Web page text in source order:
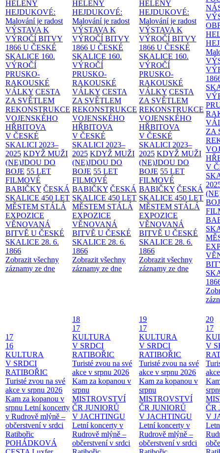
HELENY
HEJDUKOVÉ:
Malování je radost
VÝSTAVA K
VÝROČÍ BITVY
1866 U ČESKÉ
SKALICE 160.
VÝROČÍ
PRUSKO-
RAKOUSKÉ
VÁLKY CESTA
ZA SVĚTLEM
REKONSTRUKCE
VOJENSKÉHO
HŘBITOVA
V ČESKÉ
SKALICI 2023–
2025 KDYŽ MUŽI
(NE)JDOU DO
BOJE 55 LET
FILMOVÉ
BABIČKY ČESKÁ
SKALICE 450 LET
MĚSTEM STÁLÁ
EXPOZICE
VĚNOVANÁ
BITVĚ U ČESKÉ
SKALICE 28. 6.
1866
Zobrazit všechny
záznamy ze dne
HELENY
HEJDUKOVÉ:
Malování je radost
VÝSTAVA K
VÝROČÍ BITVY
1866 U ČESKÉ
SKALICE 160.
VÝROČÍ
PRUSKO-
RAKOUSKÉ
VÁLKY CESTA
ZA SVĚTLEM
REKONSTRUKCE
VOJENSKÉHO
HŘBITOVA
V ČESKÉ
SKALICI 2023–
2025 KDYŽ MUŽI
(NE)JDOU DO
BOJE 55 LET
FILMOVÉ
BABIČKY ČESKÁ
SKALICE 450 LET
MĚSTEM STÁLÁ
EXPOZICE
VĚNOVANÁ
BITVĚ U ČESKÉ
SKALICE 28. 6.
1866
Zobrazit všechny
záznamy ze dne
HELENY
HEJDUKOVÉ:
Malování je radost
VÝSTAVA K
VÝROČÍ BITVY
1866 U ČESKÉ
SKALICE 160.
VÝROČÍ
PRUSKO-
RAKOUSKÉ
VÁLKY CESTA
ZA SVĚTLEM
REKONSTRUKCE
VOJENSKÉHO
HŘBITOVA
V ČESKÉ
SKALICI 2023–
2025 KDYŽ MUŽI
(NE)JDOU DO
BOJE 55 LET
FILMOVÉ
BABIČKY ČESKÁ
SKALICE 450 LET
MĚSTEM STÁLÁ
EXPOZICE
VĚNOVANÁ
BITVĚ U ČESKÉ
SKALICE 28. 6.
1866
Zobrazit všechny
záznamy ze dne
ZA
V
17
16
KULTURA
V SRDCI
RATIBOŘIC
Turisté zvou na své
akce v srpnu 2026
Kam za kopanou v
srpnu Letní koncerty
v Rudrově mlýně –
občerstvení v srdci
Ratibořic
POHÁDKOVÁ
18
17
KULTURA
V SRDCI
RATIBOŘIC
Turisté zvou na své
akce v srpnu 2026
Kam za kopanou v
srpnu
MISTROVSTVÍ
ČR JUNIORŮ
V JACHTINGU
Letní koncerty v
Rudrově mlýně –
občerstvení v srdci
19
17
KULTURA
V SRDCI
RATIBOŘIC
Turisté zvou na své
akce v srpnu 2026
Kam za kopanou v
srpnu
MISTROVSTVÍ
ČR JUNIORŮ
V JACHTINGU
Letní koncerty v
Rudrově mlýně –
občerstvení v srdci
20
17
V
ČR
V